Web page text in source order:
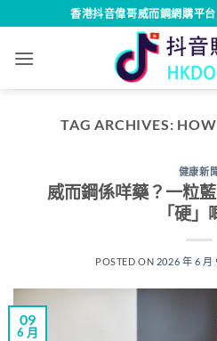
to
content
香港抖音偉哥威而鋼網購平
TAG ARCHIVES:
健康新
威而鋼係咩藥？一粒
「硬」
POSTED ON 2026 年 6 月
09
6 月